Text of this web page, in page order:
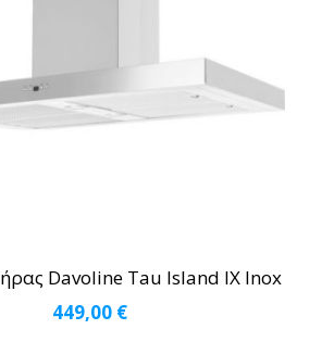
Davoline Tau Island IX Inox
449,00 €